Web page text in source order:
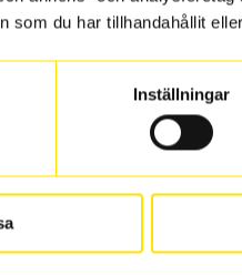
som du har tillhandahållit
Inställningar
hos oss levereras de
och tid för upphämtning